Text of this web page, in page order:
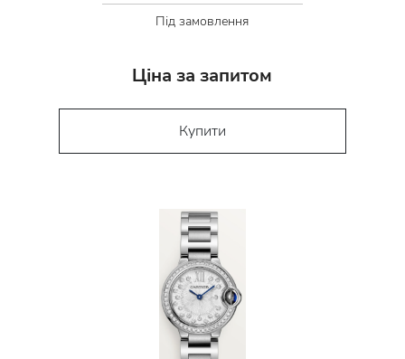
Під замовлення
Ціна за запитом
Купити